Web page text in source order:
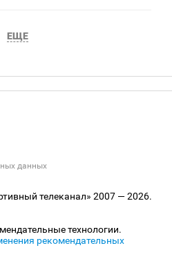
ЕЩЕ
данных
телеканал» 2007 — 2026.
технологии.
рекомендательных